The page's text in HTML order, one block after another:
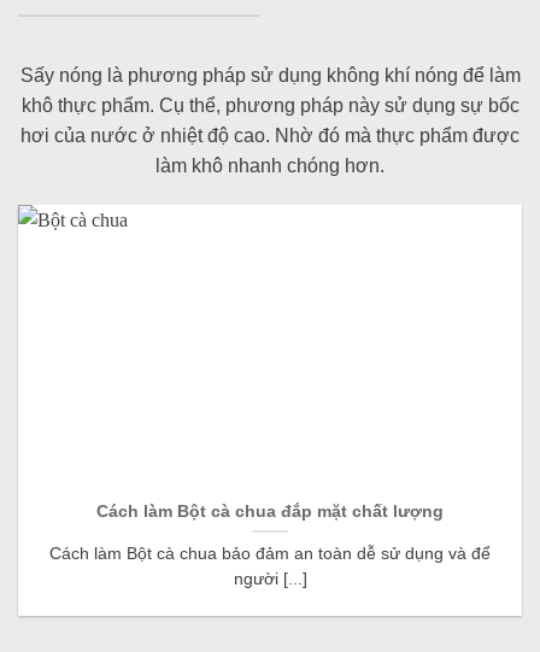
Sấy nóng là phương pháp sử dụng không khí nóng để làm
khô thực phẩm. Cụ thể, phương pháp này sử dụng sự bốc
hơi của nước ở nhiệt độ cao. Nhờ đó mà thực phẩm được
làm khô nhanh chóng hơn.
Cách làm Bột cà chua đắp mặt chất lượng
Cách làm Bột cà chua bảo đảm an toàn dễ sử dụng và để
người [...]